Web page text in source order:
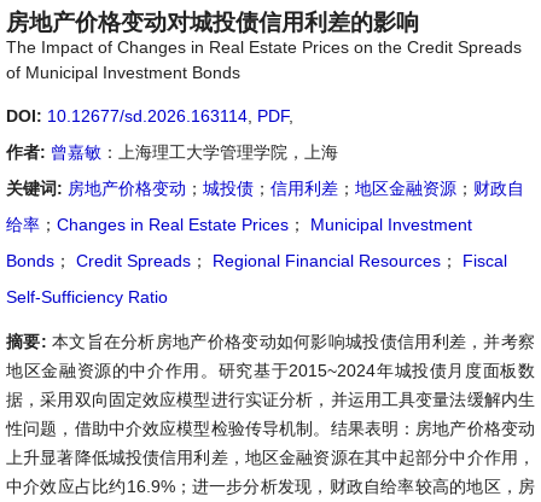
房地产价格变动对城投债信用利差的影响
The Impact of Changes in Real Estate Prices on the Credit Spreads
of Municipal Investment Bonds
DOI: 10.12677/sd.2026.163114 PDF,
作者: 曾嘉敏 ：上海理工大学管理学院，上海
关键词: 房地产价格变动 ； 城投债 ； 信用利差 ； 地区金融资源 ； 财政自
给率 ； Changes in Real Estate Prices ；
Municipal Investment
Bonds ； Credit Spreads ； Regional Financial Resources ；
Fiscal
Self-Sufficiency Ratio
摘要: 本文旨在分析房地产价格变动如何影响城投债信用利差，并考察
地区金融资源的中介作用。研究基于2015~2024年城投债月度面板数
据，采用双向固定效应模型进行实证分析，并运用工具变量法缓解内生
性问题，借助中介效应模型检验传导机制。结果表明：房地产价格变动
上升显著降低城投债信用利差，地区金融资源在其中起部分中介作用，
中介效应占比约16.9%；进一步分析发现，财政自给率较高的地区，房